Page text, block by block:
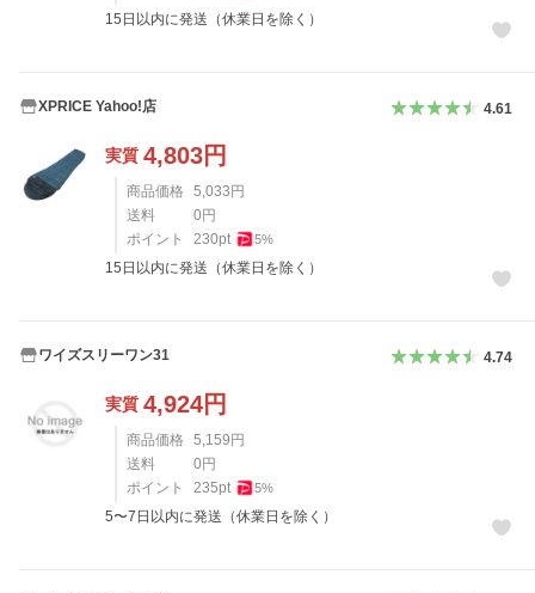
15日以内に発送（休業日を除く）
XPRICE Yahoo!店 4.61
実質 4,803円
商品価格 5,033円
送料
0円
ポイント
230pt 5%
15日以内に発送（休業日を除く）
ワイズスリーワン31 4.74
実質 4,924円
商品価格 5,159円
送料
0円
ポイント
235pt 5%
5〜7日以内に発送（休業日を除く）